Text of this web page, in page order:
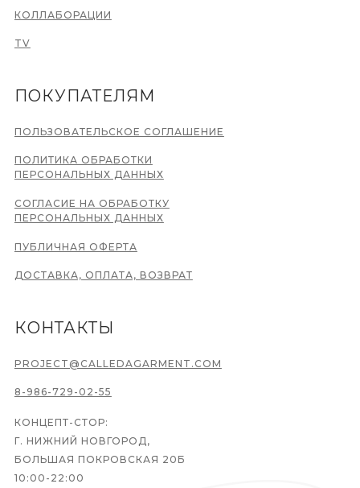
КОЛЛАБОРАЦИИ
ПУБЛИЧНАЯ ОФЕРТА
СОГЛАСИЕ НА ОБРАБОТКУ
ПЕРСОНАЛЬНЫХ ДАННЫХ
ПОЛИТИКА ОБРАБОТКИ
ПЕРСОНАЛЬНЫХ ДАННЫХ
ПОЛЬЗОВАТЕЛЬСКОЕ СОГЛАШЕНИЕ
ДОСТАВКА, ОПЛАТА, ВОЗВРАТ
8-986-729-02-55
PROJECT@CALLEDAGARMENT.COM
ПОКУПАТЕЛЯМ
КОНТАКТЫ
TV
КОНЦЕПТ-СТОР:
Г. НИЖНИЙ НОВГОРОД,
БОЛЬШАЯ ПОКРОВСКАЯ 20Б
10:00-22:00